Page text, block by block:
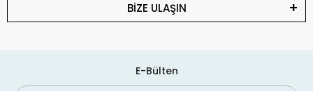
BİZE ULAŞIN
E-Bülten